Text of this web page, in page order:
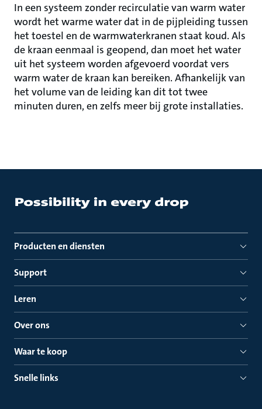
In een systeem zonder recirculatie van warm water
wordt het warme water dat in de pijpleiding tussen
het toestel en de warmwaterkranen staat koud. Als
de kraan eenmaal is geopend, dan moet het water
uit het systeem worden afgevoerd voordat vers
warm water de kraan kan bereiken. Afhankelijk van
het volume van de leiding kan dit tot twee
minuten duren, en zelfs meer bij grote installaties.
Producten en diensten
Support
Leren
Over ons
Waar te koop
Snelle links